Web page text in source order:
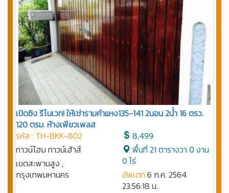
เปิดซิง รีโนเวท! ให้เช่ารามคำแหง135-141 2นอน 2น้ำ 16 ตรว.
120 ตรม. ห้างเพียวเพลส
รหัส : TH-BKK-802
ทาวน์โฮม ทาวน์เฮ้าส์
เขตสะพานสูง ,
กรุงเทพมหานคร
8,499
พื้นที่ 21 ตารางวา 0 งาน
0 ไร่
อัพเดท 6 ก.ค. 2564
23:56:18 น.